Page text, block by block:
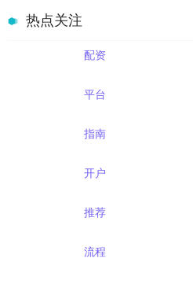
热点关注
配资
平台
指南
开户
推荐
流程